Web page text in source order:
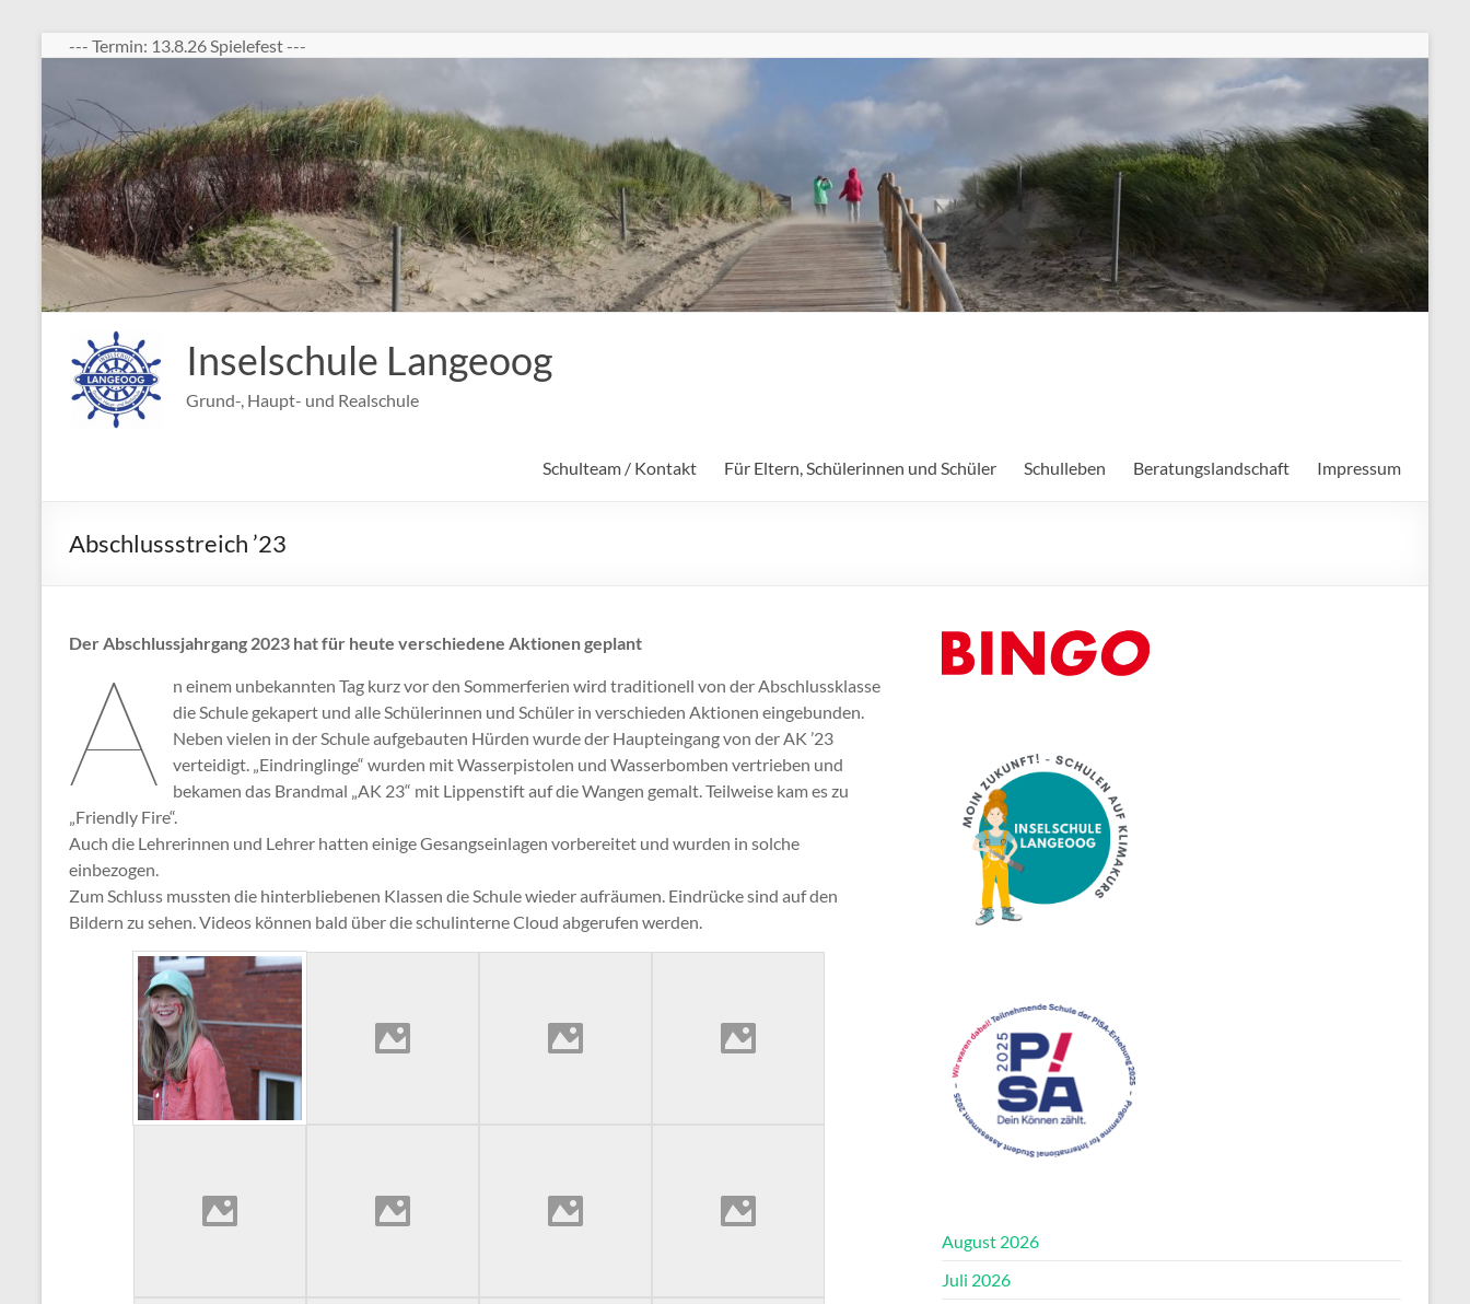
Zum
Inhalt
--- Termin: 13.8.26 Spielefest ---
Inselschule Langeoog
Grund-, Haupt- und Realschule
Schulteam / Kontakt Für Eltern, Schülerinnen und Schüler Schulleben Beratungslandschaft Impressum
Abschlussstreich ’23
Der Abschlussjahrgang 2023 hat für heute verschiedene Aktionen geplant
A
n einem unbekannten Tag kurz vor den Sommerferien wird traditionell von der Abschlussklasse
die Schule gekapert und alle Schülerinnen und Schüler in verschieden Aktionen eingebunden.
Neben vielen in der Schule aufgebauten Hürden wurde der Haupteingang von der AK ’23
verteidigt. „Eindringlinge“ wurden mit Wasserpistolen und Wasserbomben vertrieben und
bekamen das Brandmal „AK 23“ mit Lippenstift auf die Wangen gemalt. Teilweise kam es zu
„Friendly Fire“.
Auch die Lehrerinnen und Lehrer hatten einige Gesangseinlagen vorbereitet und wurden in solche
einbezogen.
Zum Schluss mussten die hinterbliebenen Klassen die Schule wieder aufräumen. Eindrücke sind auf den
Bildern zu sehen. Videos können bald über die schulinterne Cloud abgerufen werden.
August 2026
Juli 2026